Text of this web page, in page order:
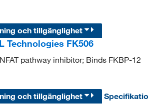
och tillgänglighet
Technologies FK506
pathway inhibitor; Binds FKBP-12
och tillgänglighet